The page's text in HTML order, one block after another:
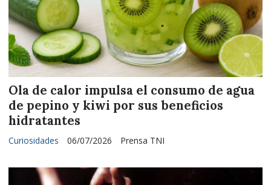
Ola de calor impulsa el consumo de agua
de pepino y kiwi por sus beneficios
hidratantes
Prensa TNI
Curiosidades 06/07/2026